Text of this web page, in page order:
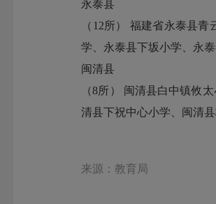
永泰县
（12所） 福建省永泰县
学、永泰县下坂小学、永
闽清县
（8所） 闽清县白中镇攸
清县下祝中心小学、闽清
来源：教育局